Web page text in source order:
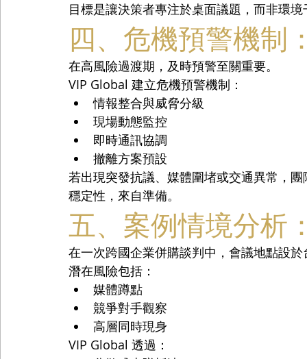
目標是讓決策者專注於桌面議題，而非環境
四、危機預警機制
在高風險過渡期，及時預警至關重要。
VIP Global 建立危機預警機制：
情報整合與威脅分級
現場動態監控
即時通訊協調
撤離方案預設
若出現突發抗議、媒體圍堵或交通異常，
穩定性，來自準備。
五、案例情境分析
在一次跨國企業併購談判中，會議地點設
潛在風險包括：
媒體蹲點
競爭對手觀察
高層同時現身
VIP Global 透過：